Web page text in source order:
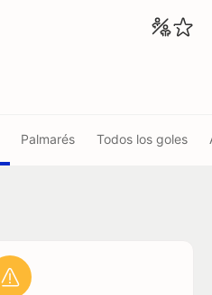
Palmarés Todos los goles